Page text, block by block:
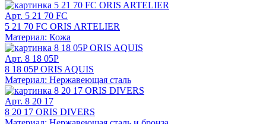
Арт. 5 21 70 FC
5 21 70 FC ORIS ARTELIER
Материал: Кожа
Арт. 8 18 05P
8 18 05P ORIS AQUIS
Материал: Нержавеющая сталь
Арт. 8 20 17
8 20 17 ORIS DIVERS